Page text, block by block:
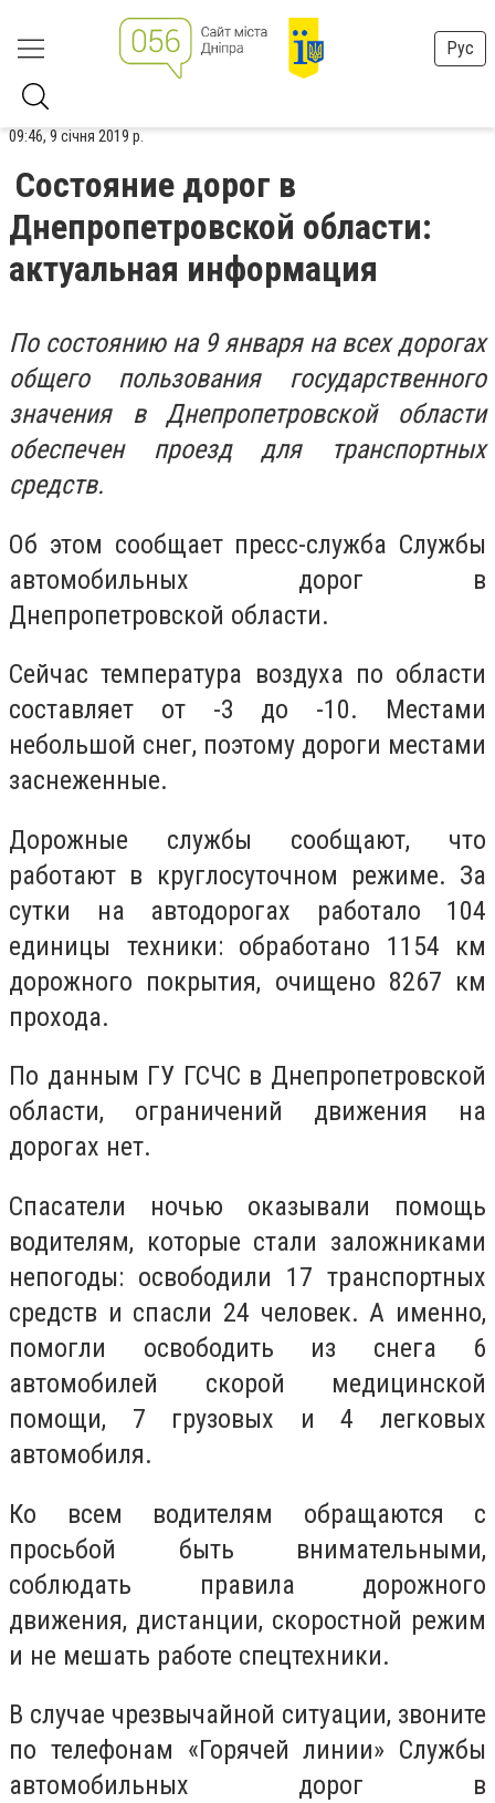
Рус
09:46, 9 січня 2019 р.
Состояние дорог в
Днепропетровской области:
актуальная информация
По состоянию на 9 января на всех дорогах
общего пользования государственного
значения в Днепропетровской области
обеспечен проезд для транспортных
средств.
Об этом сообщает пресс-служба Службы
автомобильных дорог в
Днепропетровской области.
Сейчас температура воздуха по области
составляет от -3 до -10. Местами
небольшой снег, поэтому дороги местами
заснеженные.
Дорожные службы сообщают, что
работают в круглосуточном режиме. За
сутки на автодорогах работало 104
единицы техники: обработано 1154 км
дорожного покрытия, очищено 8267 км
прохода.
По данным ГУ ГСЧС в Днепропетровской
области, ограничений движения на
дорогах нет.
Спасатели ночью оказывали помощь
водителям, которые стали заложниками
непогоды: освободили 17 транспортных
средств и спасли 24 человек. А именно,
помогли освободить из снега 6
автомобилей скорой медицинской
помощи, 7 грузовых и 4 легковых
автомобиля.
Ко всем водителям обращаются с
просьбой быть внимательными,
соблюдать правила дорожного
движения, дистанции, скоростной режим
и не мешать работе спецтехники.
В случае чрезвычайной ситуации, звоните
по телефонам «Горячей линии» Службы
автомобильных дорог в